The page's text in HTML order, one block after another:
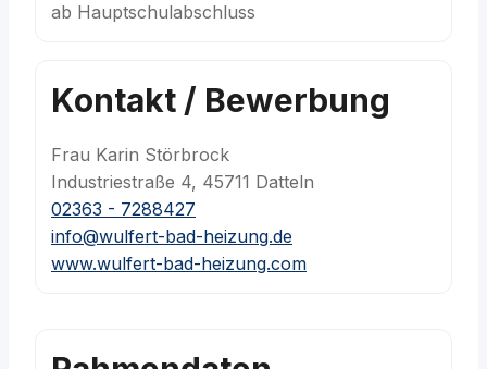
ab Hauptschulabschluss
Kontakt / Bewerbung
Frau Karin Störbrock
Industriestraße 4, 45711 Datteln
02363 - 7288427
info@wulfert-bad-heizung.de
www.wulfert-bad-heizung.com